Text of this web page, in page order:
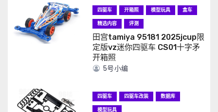
四驱车 开箱照 模型玩具
盒车
精选内容
评测
田宫tamiya 95181 2025jcup限
定版vz迷你四驱车 CS01十字矛
开箱照
5号小编
四驱车 四驱车改装
数据库
模型玩具